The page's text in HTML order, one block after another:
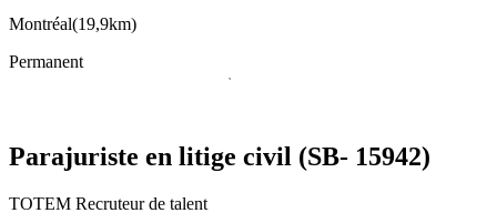
Montréal(19,9km)
Permanent
Parajuriste en litige civil (SB- 15942)
TOTEM Recruteur de talent